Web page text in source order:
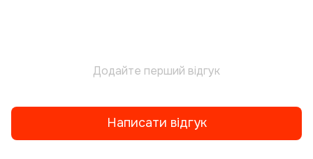
Додайте перший відгук
Написати відгук